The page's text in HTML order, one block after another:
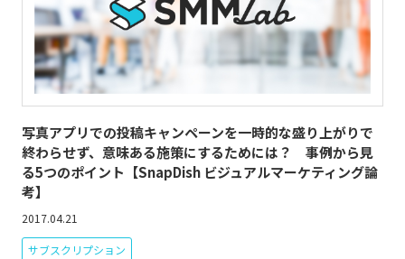
写真アプリでの投稿キャンペーンを一時的な盛り上がりで
終わらせず、意味ある施策にするためには？ 事例から見
る5つのポイント【SnapDish ビジュアルマーケティング論
考】
2017.04.21
サブスクリプション